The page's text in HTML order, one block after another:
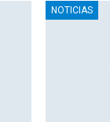
NOTICIAS